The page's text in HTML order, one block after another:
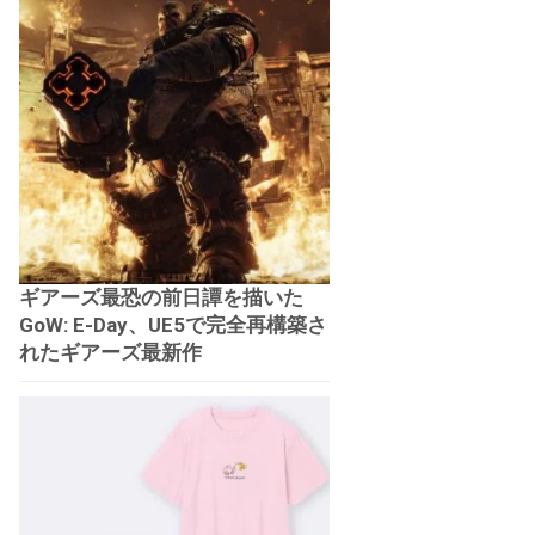
ギアーズ最恐の前日譚を描いた
GoW: E-Day、UE5で完全再構築さ
れたギアーズ最新作